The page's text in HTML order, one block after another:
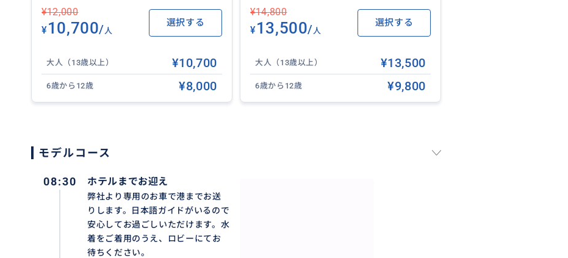
イメージを裏切りません。
島のどこへ行っても絶好の写真スポットとなっちゃいますよ♪
色とりどりの南国の魚達や珊瑚が目の前で見られますよ。
ランチはフィリピンスタイルのBBQとマンゴーやパイナップルなどのフルーツ盛沢山‼ 飲
み物もビール3本ミネラルウォーター3本コーラ1本スプライト1本付いてます。
何よりおススメは、海の風を感じながらビール片手にのんびりリラックス♪最高の贅沢で
¥12,000
¥10,700/人
選択する
大人（13歳以上） ¥10,700
6歳から12歳 ¥8,000
¥14,800
¥13,500/人
選択する
大人（13歳以上） ¥13,500
6歳から12歳 ¥9,800
モデルコース
08:30 ホテルまでお迎え
弊社より専用のお車で港までお送
りします。日本語ガイドがいるので
安心してお過ごしいただけます。水
着をご着用のうえ、ロビーにてお
待ちください。